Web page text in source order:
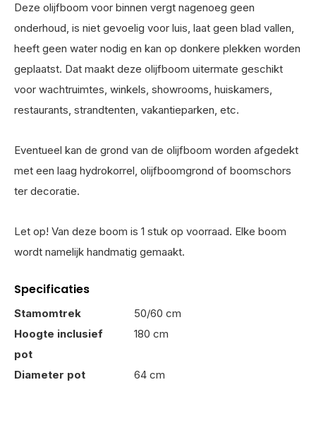
Deze olijfboom voor binnen vergt nagenoeg geen
onderhoud, is niet gevoelig voor luis, laat geen blad vallen,
heeft geen water nodig en kan op donkere plekken worden
geplaatst. Dat maakt deze olijfboom uitermate geschikt
voor wachtruimtes, winkels, showrooms, huiskamers,
restaurants, strandtenten, vakantieparken, etc.
Eventueel kan de grond van de olijfboom worden afgedekt
met een laag hydrokorrel, olijfboomgrond of boomschors
ter decoratie.
Let op! Van deze boom is 1 stuk op voorraad. Elke boom
wordt namelijk handmatig gemaakt.
Specificaties
Stamomtrek
50/60 cm
Hoogte inclusief
pot
180 cm
Diameter pot 64 cm